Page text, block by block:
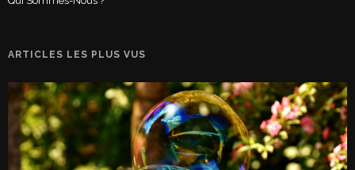
ARTICLES LES PLUS VUS